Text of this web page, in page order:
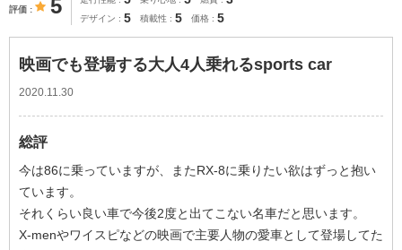
評価 5
デザイン 5 積載性 5 価格 5
映画でも登場する大人4人乗れるsports car
2020.11.30
総評
今は86に乗っていますが、またRX-8に乗りたい欲はずっと抱い
ています。
それくらい良い車で今後2度と出てこない名車だと思います。
X-menやワイスピなどの映画で主要人物の愛車として登場してた